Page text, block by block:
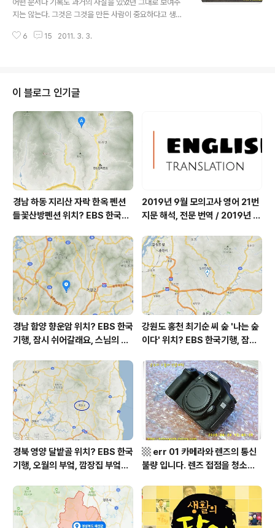
게 있었습니다(헬레나 노르베리 호지의 「오래된 미래」). 결
과론적으로, 10권의 책 중 5권을 읽었고 5권은 손도 대지
못했습니다. 과..
어떤 문서나 기록도 과거의 사실을 있었던 그대로 보여주
지는 않는다. 그것은 그것을 만든 사람이 중요하다고 생각
것을 사실인 양 그럴듯하게 보여 준다. 따라서 어떤 역사가
사를 쓰게 될 것이다. (이 책, 26-27쪽, 에서) 누군가 예전
엔 어떤 생각이었는지 알 수 있게 해주는 책이 있죠. 그 책
을 읽고 난 후 독자에게 저자는 여전히 한결같은 사람으로
보일 수도 있고 예전과는 많이 달라진 모습으로 비쳐질 수
도 있습니다. 유시민이 1994년 세상에 내놓은 책을 꺼냈
습니다. 최근 들어, ..
6 15 2011. 3. 3.
이 블로그 인기글
경남 하동 지리산 자락 한옥 펜션
들꽃산방펜션 위치? EBS 한국기
봄날, 하동 이태석 씨 하동군 화개
면 들꽃산방펜션 어디? / 경상남도
가볼 만한 곳, 화개장터
2019년 9월 모의고사 영어 21번
지문 해석, 전문 번역 / 2019년 9
역, 평가원 2019년 고3 9월 영어
영역 외국어영역 전문 해석, Engli
sh to Korean translation
경남 함양 향운암 위치? EBS 한국
기행, 잠시 쉬어갈래요, 스님의 어
상남도 함양군 가볼 만한 곳, 용추
계곡 향운암 명천스님, 덕유산 황
석산 거망산 기백산
강원도 홍천 최기순 씨 숲 '나는 숲
이다' 위치? EBS 한국기행, 잠시
군 최기순 씨 캠핑장 펜션 어디? /
강원도 홍천군 가볼 만한 곳, (구)
까르돈, kbs 인간극장
경북 영양 달밭골 위치? EBS 한국
기행, 오월의 부엌, 깜장집 부엌은
어디? / 경상북도 영양군 가볼 만
한 곳, 영양읍 상원리. KBS 인간극
장 임분노미 할머니
▩ err 01 카메라와 렌즈의 통신
불량 입니다. 렌즈 접점을 청소하